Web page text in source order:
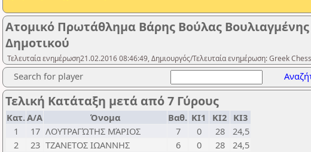
Ατομικό Πρωτάθλημα Βάρης Βούλας Βουλιαγμένης
Δημοτικού
Τελευταία ενημέρωση21.02.2016 08:46:49, Δημιουργός/Τελευταία ενημέρωση: Greek
Search for player
Τελική Κατάταξη μετά από 7 Γύρους
Κατ.Α/Α Όνομα Βαθ. ΚΙ1 ΚΙ2 ΚΙ3
1
17 ΛΟΥΤΡΑΓΏΤΗΣ ΜΆΡΙΟΣ 7 0 28
24,5
2
23 ΤΖΑΝΕΤΟΣ ΙΩΑΝΝΗΣ 6 0 28
24,5